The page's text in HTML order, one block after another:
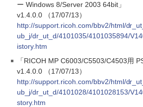
ー Windows 8/Server 2003 64bit」
v1.4.0.0 （17/07/13）
http://support.ricoh.com/bbv2/html/
ub_j/dr_ut_d/4101035/4101035894/
istory.htm
「RICOH MP C6003/C5503/C4503用
v1.4.0.0 （17/07/13）
http://support.ricoh.com/bbv2/html/
ub_j/dr_ut_d/4101028/4101028153/
story.htm